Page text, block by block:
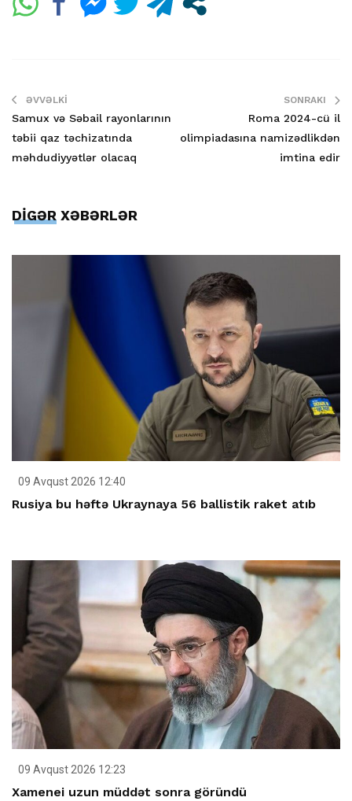
ƏVVƏLKI
Samux və Səbail rayonlarının
təbii qaz təchizatında
məhdudiyyətlər olacaq
SONRAKI
Roma 2024-cü il
olimpiadasına namizədlikdən
imtina edir
DİGƏR XƏBƏRLƏR
09 Avqust 2026 12:40
Rusiya bu həftə Ukraynaya 56 ballistik raket atıb
09 Avqust 2026 12:23
Xamenei uzun müddət sonra göründü